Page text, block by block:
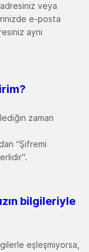
adresiniz veya
e-posta
aynı
?
zaman
“Şifremi
bilgileriyle
eşleşmiyorsa,